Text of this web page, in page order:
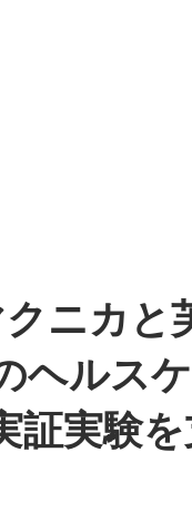
クニカ
ヘルス
証実験